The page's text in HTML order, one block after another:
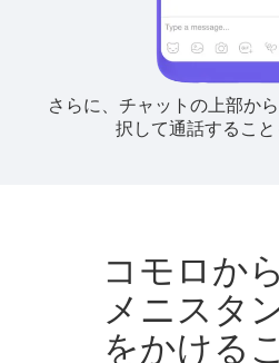
さらに、チャットの上部か
択して通話すること
コモロか
メニスタ
をかける